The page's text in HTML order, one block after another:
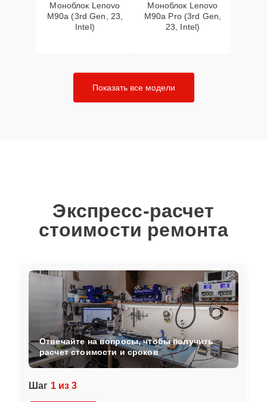
Моноблок Lenovo
M90a (3rd Gen, 23,
Intel)
Моноблок Lenovo
M90a Pro (3rd Gen,
23, Intel)
Показать все модели
Экспресс-расчет
стоимости ремонта
Шаг 1 из 3
Отвечайте на вопросы, чтобы получить
расчет стоимости и сроков